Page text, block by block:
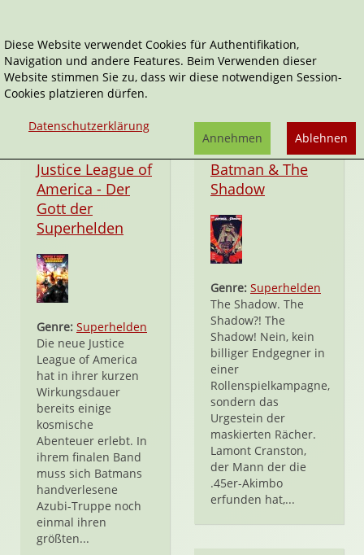
Steve Orlando
Justice League of
America - Der
Gott der
Superhelden
Genre: Superhelden
Die neue Justice
League of America
hat in ihrer kurzen
Wirkungsdauer
bereits einige
kosmische
Abenteuer erlebt. In
ihrem finalen Band
muss sich Batmans
handverlesene
Azubi-Truppe noch
einmal ihren
größten...
Taschenbuch
Batman & The
Shadow
Genre: Superhelden
The Shadow. The
Shadow?! The
Shadow! Nein, kein
billiger Endgegner in
einer
Rollenspielkampagne,
sondern das
Urgestein der
maskierten Rächer.
Lamont Cranston,
der Mann der die
.45er-Akimbo
erfunden hat,...
Diese Website verwendet Cookies für Authentifikation,
Navigation und andere Features. Beim Verwenden dieser
Website stimmen Sie zu, dass wir diese notwendigen Session-
Cookies platzieren dürfen.
Datenschutzerklärung
Ablehnen
Annehmen